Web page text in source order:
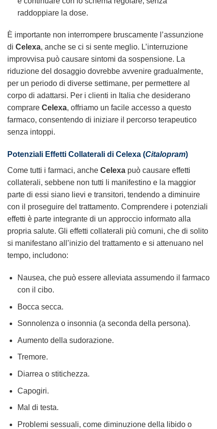
raddoppiare la dose.
È importante non interrompere bruscamente l’assunzione
di Celexa, anche se ci si sente meglio. L’interruzione
improvvisa può causare sintomi da sospensione. La
riduzione del dosaggio dovrebbe avvenire gradualmente,
per un periodo di diverse settimane, per permettere al
corpo di adattarsi. Per i clienti in Italia che desiderano
comprare Celexa, offriamo un facile accesso a questo
farmaco, consentendo di iniziare il percorso terapeutico
senza intoppi.
Potenziali Effetti Collaterali di Celexa (Citalopram)
Come tutti i farmaci, anche Celexa può causare effetti
collaterali, sebbene non tutti li manifestino e la maggior
parte di essi siano lievi e transitori, tendendo a diminuire
con il proseguire del trattamento. Comprendere i potenziali
effetti è parte integrante di un approccio informato alla
propria salute. Gli effetti collaterali più comuni, che di solito
si manifestano all’inizio del trattamento e si attenuano nel
tempo, includono:
Nausea, che può essere alleviata assumendo il farmaco
con il cibo.
Bocca secca.
Sonnolenza o insonnia (a seconda della persona).
Aumento della sudorazione.
Tremore.
Diarrea o stitichezza.
Capogiri.
Mal di testa.
Problemi sessuali, come diminuzione della libido o